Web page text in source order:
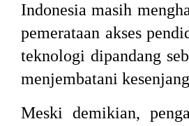
Indonesia masih
pemerataan akses
teknologi dipandang
menjembatani
Meski demikian,